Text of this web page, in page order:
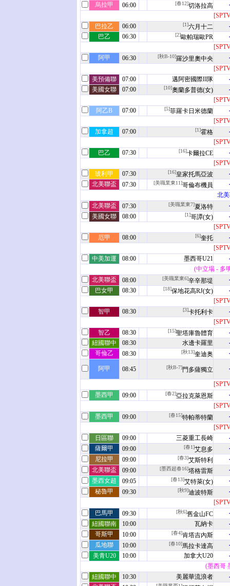
烏拉甲
06:00 [春12]切洛拉高
巴拉乙
06:00 [1]六月十二
巴乙
06:30 [2]歐帕瑞歐PR
阿甲
06:30 [秋B-10]羅沙里奧中央
美預備聯
07:00 邁阿密國際II隊
美國女聯
07:00 [10]奧蘭多普德(女)
阿乙B
07:00 [5]菲羅卡日米德蘭
加拿超
07:00 [1]霍格
巴乙
07:30 [16]卡爾拉CE
玻利甲
07:30 [16]皇家托馬亞波
北美聯盃
07:30 [美職業東11]哥倫布機員
北
北美聯盃
07:30 [美職業東7]夏洛特
美國女聯
08:00 [1]哥譚(女)
厄甲
08:00 [6]奎托
中美加運
08:00 墨西哥U21
(中立場 - 多
北美聯盃
08:00 [美職業東6]辛辛那堤
巴女甲
08:30 [18]保地花高RJ(女)
智甲
08:30 [3]卡托利卡
智乙
08:30 [15]聖塔庫魯體育
紐國聯中
08:30 水邊卡羅里
哥倫乙
08:30 [秋13]奎迪奥
阿甲 08:45 [秋B-7]門多薩獨立
墨西甲
09:00 [春2]亞拉克萊恩斯
墨西甲
09:00 [春15]特帕蒂特蘭
日區聯
09:00 三菱重工長崎
薩爾甲
09:00 [春1]艾息多
尼拉甲
09:00 [春3]艾斯特利
北美聯盃
09:00 [墨西超春16]塔格雷斯
墨西女超
09:05 [春13]艾特萊(女)
秘魯甲
09:30 [秋9]迪波特斯
巴馬甲
09:30 [秋6]舊金山FC
紐國聯南
10:00 瓦納卡
哥斯甲
10:00 [春4]肯塔吉內斯
瓜地聯
10:00 [春10]馬拉卡達高
美青U20
10:00 加拿大U20
(墨西哥
紐國聯中
10:30 美麗華流浪者